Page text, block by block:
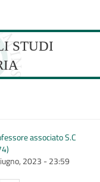
STUDI
associato S.C
2023 - 23:59